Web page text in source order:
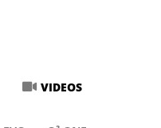
VIDEOS